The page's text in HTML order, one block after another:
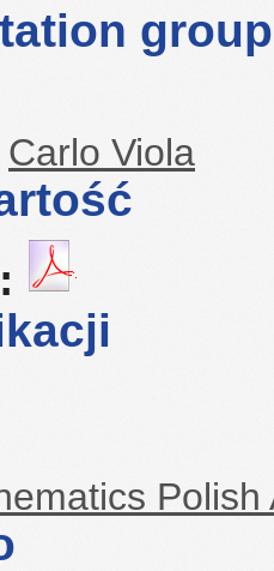
Carlo Viola